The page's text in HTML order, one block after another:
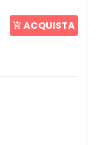
ACQUISTA